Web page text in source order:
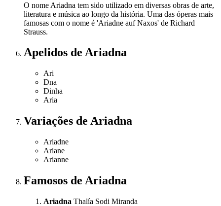
O nome Ariadna tem sido utilizado em diversas obras de arte,
literatura e música ao longo da história. Uma das óperas mais
famosas com o nome é 'Ariadne auf Naxos' de Richard
Strauss.
Apelidos de Ariadna
Ari
Dna
Dinha
Aria
Variações de Ariadna
Ariadne
Ariane
Arianne
Famosos de Ariadna
Ariadna Thalía Sodi Miranda